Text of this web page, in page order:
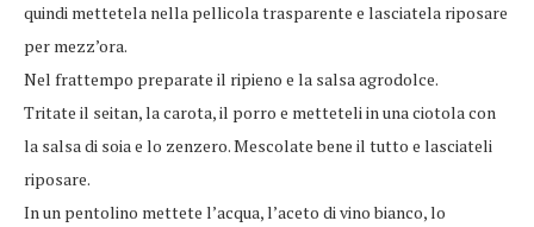
quindi mettetela nella pellicola trasparente e lasciatela riposare
per mezz’ora.
Nel frattempo preparate il ripieno e la salsa agrodolce.
Tritate il seitan, la carota, il porro e metteteli in una ciotola con
la salsa di soia e lo zenzero. Mescolate bene il tutto e lasciateli
riposare.
In un pentolino mettete l’acqua, l’aceto di vino bianco, lo